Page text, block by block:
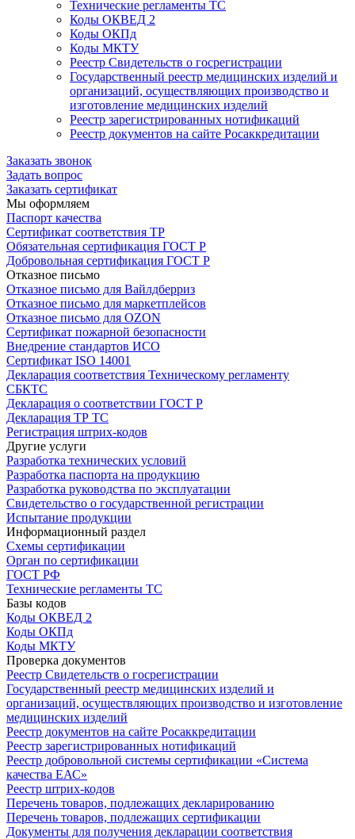
Технические регламенты ТС
Коды ОКВЕД 2
Коды ОКПд
Коды МКТУ
Реестр Свидетельств о госрегистрации
Государственный реестр медицинских изделий и
организаций, осуществляющих производство и
изготовление медицинских изделий
Реестр зарегистрированных нотификаций
Реестр документов на сайте Росаккредитации
Заказать звонок
Задать вопрос
Заказать сертификат
Мы оформляем
Паспорт качества
Сертификат соответствия ТР
Обязательная сертификация ГОСТ Р
Добровольная сертификация ГОСТ Р
Отказное письмо
Отказное письмо для Вайлдберриз
Отказное письмо для маркетплейсов
Отказное письмо для OZON
Сертификат пожарной безопасности
Внедрение стандартов ИСО
Сертификат ISO 14001
Декларация соответствия Техническому регламенту
СБКТС
Декларация о соответствии ГОСТ Р
Декларация ТР ТС
Регистрация штрих-кодов
Другие услуги
Разработка технических условий
Разработка паспорта на продукцию
Разработка руководства по эксплуатации
Свидетельство о государственной регистрации
Испытание продукции
Информационный раздел
Схемы сертификации
Орган по сертификации
ГОСТ РФ
Технические регламенты ТС
Базы кодов
Коды ОКВЕД 2
Коды ОКПд
Коды МКТУ
Проверка документов
Реестр Свидетельств о госрегистрации
Государственный реестр медицинских изделий и
организаций, осуществляющих производство и изготовление
медицинских изделий
Реестр документов на сайте Росаккредитации
Реестр зарегистрированных нотификаций
Реестр добровольной системы сертификации «Система
качества ЕАС»
Реестр штрих-кодов
Перечень товаров, подлежащих декларированию
Перечень товаров, подлежащих сертификации
Документы для получения декларации соответствия